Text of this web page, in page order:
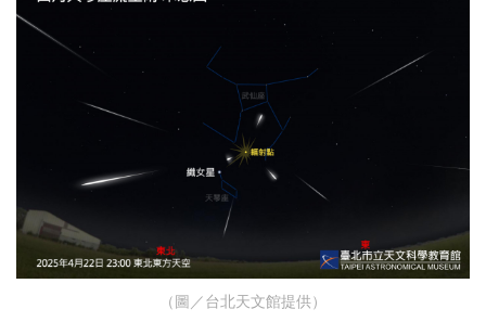
（圖／台北天文館提供）